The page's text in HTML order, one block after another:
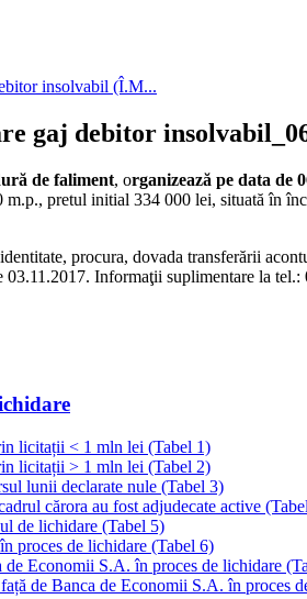
insolvabil (Î.M...
gaj debitor
de faliment, organizează pe data de
m.p., pretul initial 334 000 lei, situată în
procura, dovada transferării
Informaţii suplimentare la tel.:
licitații < 1 mln lei (Tabel 1)
licitații > 1 mln lei (Tabel 2)
lunii declarate nule (Tabel 3)
cărora au fost adjudecate active
de lichidare (Tabel 5)
proces de lichidare (Tabel 6)
de Economii S.A. în proces de lichidare
de Banca de Economii S.A. în proces